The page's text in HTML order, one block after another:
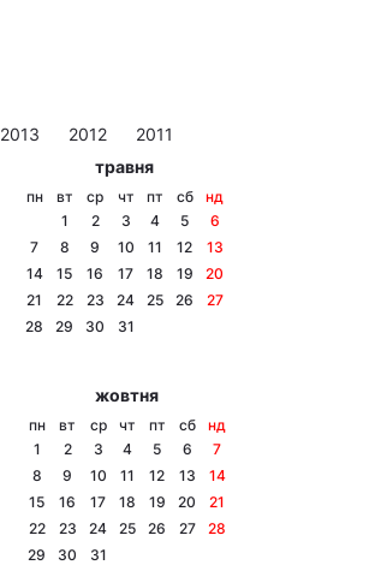
2013 2012
2011
травня
пн вт ср чт пт сб
нд
1
2 3 4 5
6
7
8 9 10 11 12
13
14
15 16 17 18 19
20
21
22 23 24 25 26
27
28
29 30 31
жовтня
пн вт ср чт пт сб
нд
1
2 3 4 5 6
7
8
9 10 11 12 13
14
15
16 17 18 19 20
21
22
23 24 25 26 27
28
29
30 31